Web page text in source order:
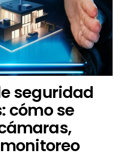
seguridad
cómo se